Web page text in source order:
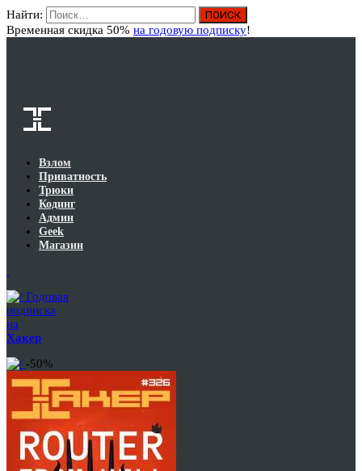
Найти:
Временная скидка 50% на годовую подписку!
Взлом
Приватность
Трюки
Кодинг
Админ
Geek
Магазин
Годовая
подписка
на
Хакер
-50%